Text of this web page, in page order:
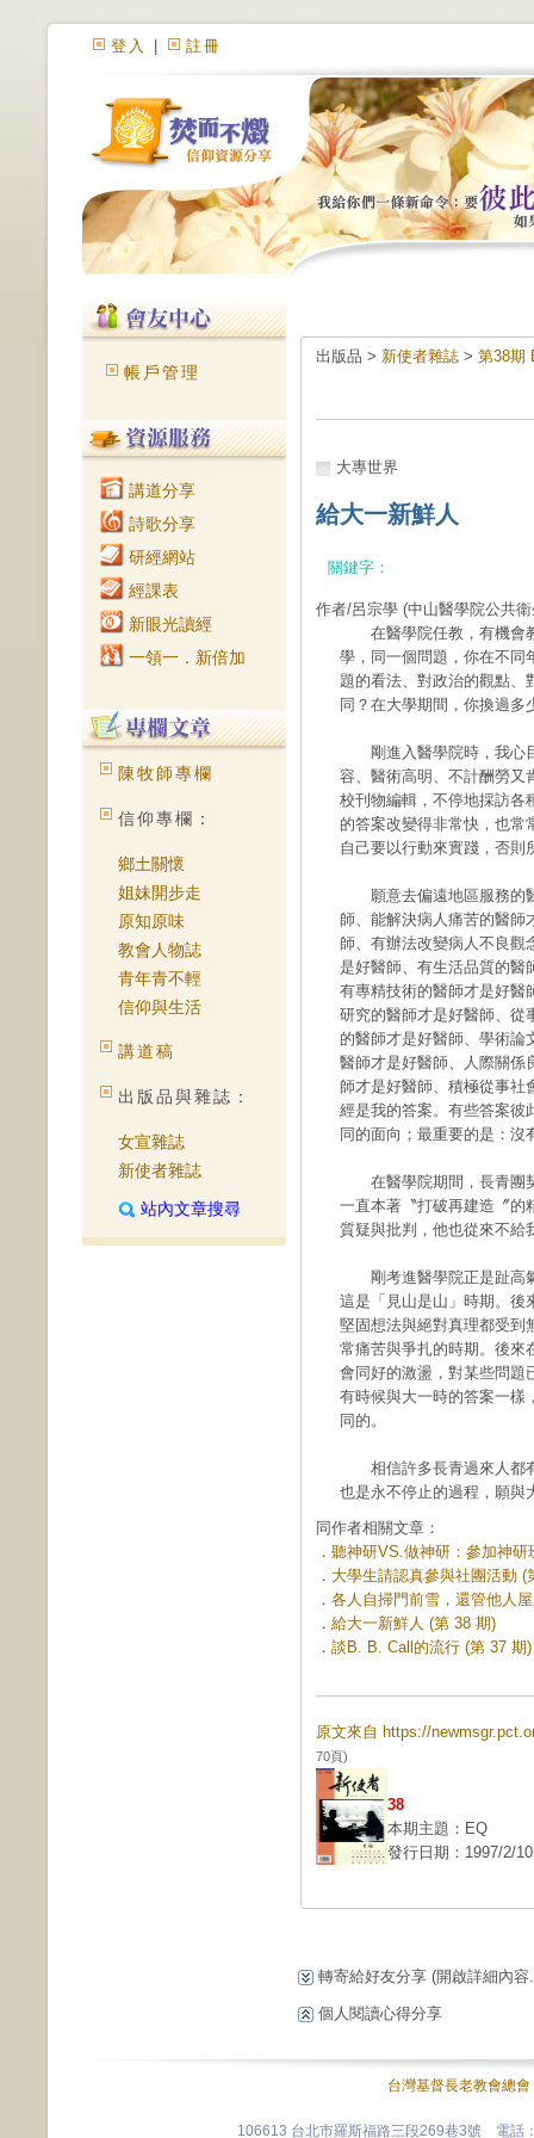
登入 註冊
帳戶管理
講道分享
詩歌分享
研經網站
經課表
新眼光讀經
一領一．新倍加
陳牧師專欄
信仰專欄：
鄉土關懷
姐妹開步走
原知原味
教會人物誌
青年青不輕
信仰與生活
講道稿
出版品與雜誌：
女宣雜誌
新使者雜誌
站內文章搜尋
出版品 > 新使者雜誌 > 第38期
大專世界
給大一新鮮人
關鍵字：
作者/呂宗學 (中山醫學院公共
在醫學院任教，有機會
學，同一個問題，你在不同
題的看法、對政治的觀點、
同？在大學期間，你換過多
剛進入醫學院時，我心目
容、醫術高明、不計酬勞又
校刊物編輯，不停地採訪各
的答案改變得非常快，也常
自己要以行動來實踐，否則
願意去偏遠地區服務的
師、能解決病人痛苦的醫師
師、有辦法改變病人不良觀
是好醫師、有生活品質的醫
有專精技術的醫師才是好醫
研究的醫師才是好醫師、從
的醫師才是好醫師、學術論
醫師才是好醫師、人際關係
師才是好醫師、積極從事
經是我的答案。有些答案彼
同的面向；最重要的是：沒
在醫學院期間，長青團契
一直本著〝打破再建造〞的
質疑與批判，他也從來不給
剛考進醫學院正是趾高氣
這是「見山是山」時期。後
堅固想法與絕對真理都受到
常痛苦與爭扎的時期。後來
會同好的激盪，對某些問題
有時候與大一時的答案一樣
同的。
相信許多長青過來人都有
也是永不停止的過程，願與
同作者相關文章：
． 聽神研VS.做神研：參加神
． 大學生請認真參與社團活動 (
． 各人自掃門前雪，還管他人
． 給大一新鮮人 (第 38 期)
． 談B. B. Call的流行 (第 37 期)
原文來自 https://
70頁)
38
本期主題：EQ
發行日期：1997/2/10
轉寄給好友分享 (開啟詳細內容
個人閱讀心得分享
台灣基督長老教會總會
106613 台北市羅斯福路三段269巷3號 電